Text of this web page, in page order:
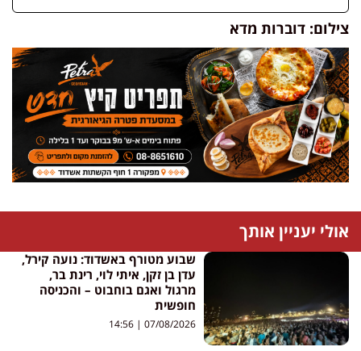
צילום: דוברות מדא
אולי יעניין אותך
שבוע מטורף באשדוד: נועה קירל,
עדן בן זקן, איתי לוי, רינת בר,
מרגול ואגם בוחבוט – והכניסה
חופשית
07/08/2026